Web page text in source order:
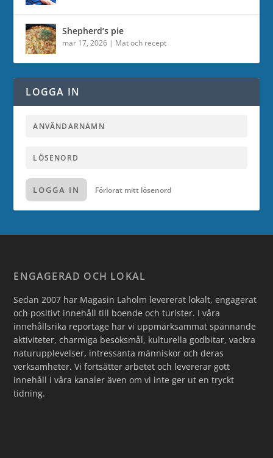
Shepherd’s pie
mar 17, 2026 | Mat och recept
LOGGA IN
LOGGA IN Förlorat mitt lösenord
ENGAGERAD OCH LOKAL
Sedan 2007 har Magasin Laholm levererat lokalt, engagerat
och positivt innehåll till boende och turister. I våra
innehållsrika reportage har vi uppmärksammat spännande
aktiviteter, charmiga besöksmål, kulturella godbitar, vackra
naturupplevelser, intressanta människor och deras
verksamheter. Vi fortsätter arbetet och levererar gott
innehåll i våra kanaler även om vi inte ger ut en tryckt
tidning.